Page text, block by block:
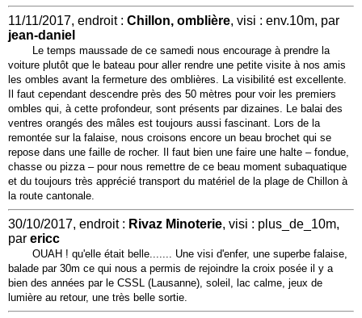
11/11/2017, endroit : Chillon, omblière, visi : env.10m, par
jean-daniel
Le temps maussade de ce samedi nous encourage à prendre la
voiture plutôt que le bateau pour aller rendre une petite visite à nos amis
les ombles avant la fermeture des omblières. La visibilité est excellente.
Il faut cependant descendre près des 50 mètres pour voir les premiers
ombles qui, à cette profondeur, sont présents par dizaines. Le balai des
ventres orangés des mâles est toujours aussi fascinant. Lors de la
remontée sur la falaise, nous croisons encore un beau brochet qui se
repose dans une faille de rocher. Il faut bien une faire une halte – fondue,
chasse ou pizza – pour nous remettre de ce beau moment subaquatique
et du toujours très apprécié transport du matériel de la plage de Chillon à
la route cantonale.
30/10/2017, endroit : Rivaz Minoterie, visi : plus_de_10m,
par ericc
OUAH ! qu'elle était belle....... Une visi d'enfer, une superbe falaise,
balade par 30m ce qui nous a permis de rejoindre la croix posée il y a
bien des années par le CSSL (Lausanne), soleil, lac calme, jeux de
lumière au retour, une très belle sortie.